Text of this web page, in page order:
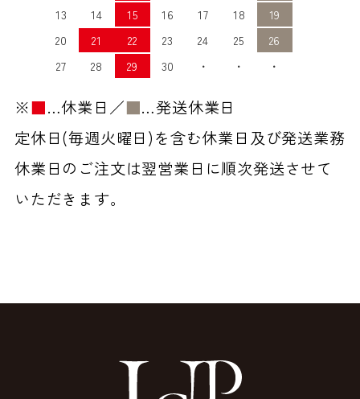
13
14 15 16 17 18
19
20
21 22 23 24 25
26
27
28 29 30 ・ ・ ・
※■…休業日／■…発送休業日
定休日(毎週火曜日)を含む休業日及び発送業務
休業日のご注文は翌営業日に順次発送させて
いただきます。